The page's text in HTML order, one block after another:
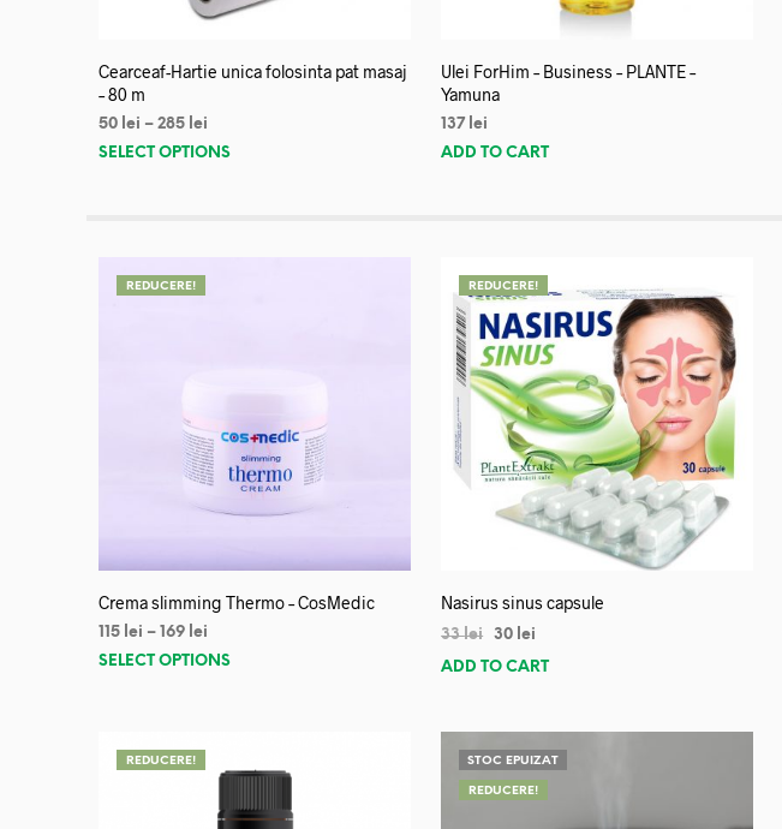
Cearceaf-Hartie unica folosinta pat masaj
– 80 m
50 lei – 285 lei
SELECT OPTIONS
Ulei ForHim – Business – PLANTE –
Yamuna
137 lei
ADD TO CART
REDUCERE!
Crema slimming Thermo – CosMedic
115 lei – 169 lei
SELECT OPTIONS
REDUCERE!
Nasirus sinus capsule
33lei 30 lei
ADD TO CART
REDUCERE! STOC EPUIZAT
REDUCERE!